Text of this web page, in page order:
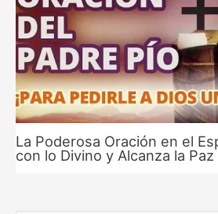
La Poderosa Oración en el
con lo Divino y Alcanza la